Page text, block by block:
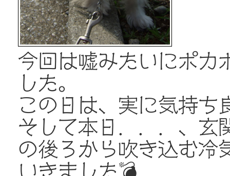
今回は嘘みたいにポカ
した。
この日は、実に気持ち
そして本日．．．、玄
の後ろから吹き込む冷
いきました💣